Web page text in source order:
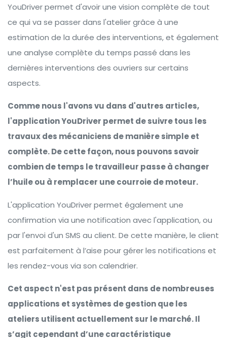
YouDriver permet d'avoir une vision complète de tout
ce qui va se passer dans l'atelier grâce à une
estimation de la durée des interventions, et également
une analyse complète du temps passé dans les
dernières interventions des ouvriers sur certains
aspects.
Comme nous l'avons vu dans d'autres articles,
l'application YouDriver permet de suivre tous les
travaux des mécaniciens de manière simple et
complète. De cette façon, nous pouvons savoir
combien de temps le travailleur passe à changer
l’huile ou à remplacer une courroie de moteur.
L'application YouDriver permet également une
confirmation via une notification avec l'application, ou
par l'envoi d'un SMS au client. De cette manière, le client
est parfaitement à l’aise pour gérer les notifications et
les rendez-vous via son calendrier.
Cet aspect n'est pas présent dans de nombreuses
applications et systèmes de gestion que les
ateliers utilisent actuellement sur le marché. Il
s’agit cependant d’une caractéristique